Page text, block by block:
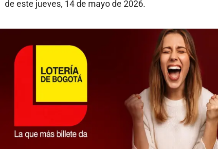
de este jueves, 14 de mayo de 2026.